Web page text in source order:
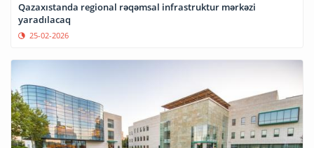
Qazaxıstanda regional rəqəmsal infrastruktur mərkəzi
yaradılacaq
25-02-2026